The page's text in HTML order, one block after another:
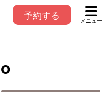
予約する メニュー